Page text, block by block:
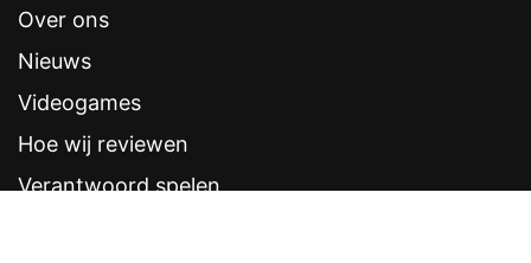
Over ons
Nieuws
Videogames
Hoe wij reviewen
Verantwoord spelen